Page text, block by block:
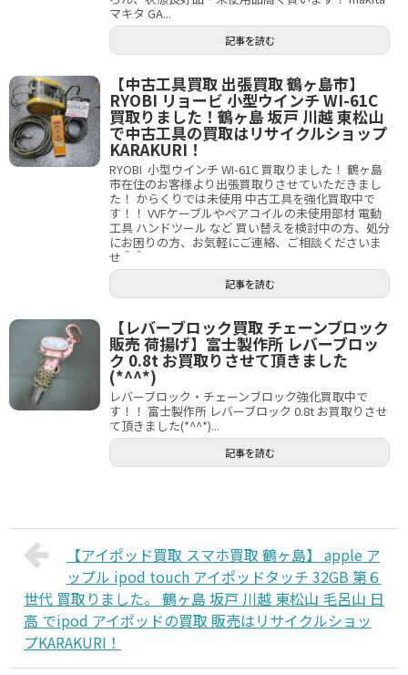
マキタ GA...
記事を読む
【中古工具買取 出張買取 鶴ヶ島市】
RYOBI リョービ 小型ウインチ WI-61C
買取りました！鶴ヶ島 坂戸 川越 東松山
で中古工具の買取はリサイクルショップ
KARAKURI！
RYOBI 小型ウインチ WI-61C 買取りました！ 鶴ヶ島
市在住のお客様より出張買取りさせていただきまし
た！ からくりでは未使用 中古工具を強化買取中で
す！！ VVFケーブルやペアコイルの未使用部材 電動
工具 ハンドツール など 買い替えを検討中の方、処分
にお困りの方、お気軽にご連絡、ご相談くださいま
せ＾＾
記事を読む
【レバーブロック買取 チェーンブロック
販売 荷揚げ】富士製作所 レバーブロッ
ク 0.8t お買取りさせて頂きました
(*^^*)
レバーブロック・チェーンブロック強化買取中で
す！！ 富士製作所 レバーブロック 0.8t お買取りさせ
て頂きました(*^^*)...
記事を読む
【アイポッド買取 スマホ買取 鶴ヶ島】 apple ア
ップル ipod touch アイポッドタッチ 32GB 第６
世代 買取りました。 鶴ヶ島 坂戸 川越 東松山 毛呂山 日
高 でipod アイポッドの買取 販売はリサイクルショッ
プKARAKURI！